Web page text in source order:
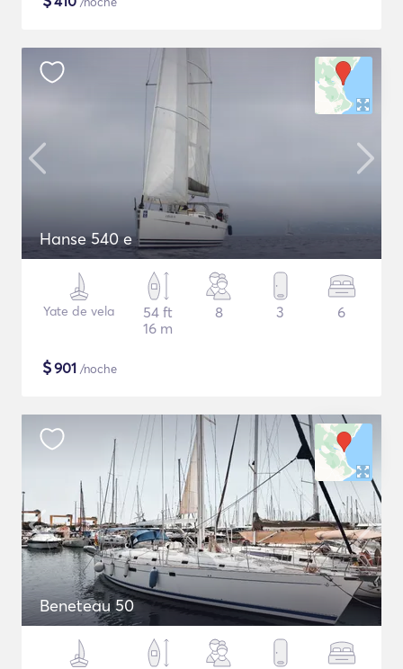
Hanse 540 e
Yate de vela
54 ft
16 m
8 3 6
$901 /noche
Beneteau 50